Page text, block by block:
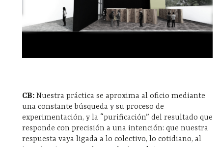
CB: Nuestra práctica se aproxima al oficio mediante
una constante búsqueda y su proceso de
experimentación, y la “purificación” del resultado que
responde con precisión a una intención: que nuestra
respuesta vaya ligada a lo colectivo, lo cotidiano, al